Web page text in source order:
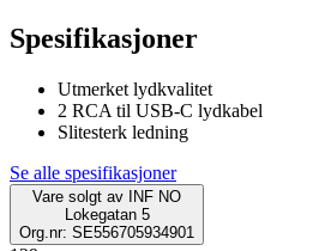
Spesifikasjoner
Utmerket lydkvalitet
2 RCA til USB-C lydkabel
Slitesterk ledning
Se alle spesifikasjoner
Vare solgt av
INF NO
Lokegatan 5
Org.nr: SE556705934901